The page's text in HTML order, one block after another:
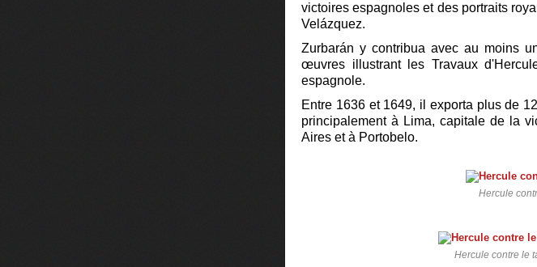
victoires espagnoles et des portraits
Velázquez.
Zurbarán y contribua avec au moins
œuvres illustrant les Travaux
espagnole.
Entre 1636 et 1649, il exporta plus de
principalement à Lima, capitale de la
Aires et à Portobelo.
Hercule
Hercule contre le